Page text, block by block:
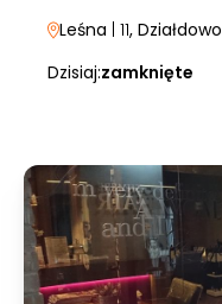
Leśna | 11, Działdowo
Dzisiaj:zamknięte